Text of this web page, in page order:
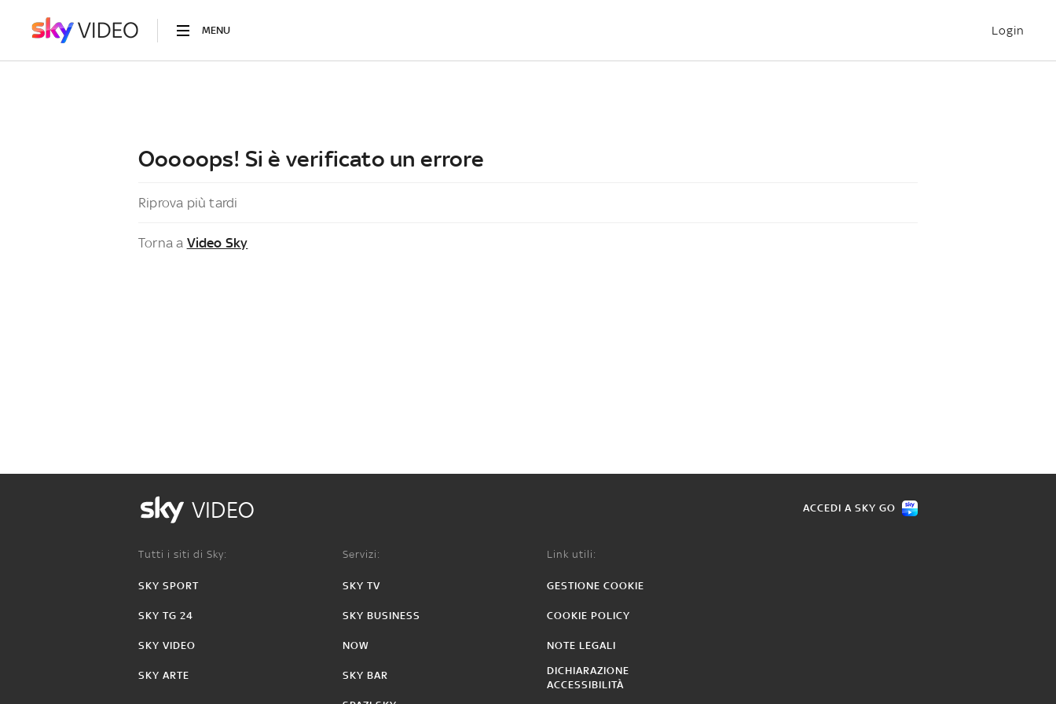
MENU Login
Ooooops! Si è verificato un errore
Riprova più tardi
Torna a Video Sky
VIDEO ACCEDI A SKY GO
Tutti i siti di Sky:
SKY SPORT
SKY TG 24
SKY VIDEO
SKY ARTE
Servizi:
SKY TV
SKY BUSINESS
NOW
SKY BAR
Link utili:
GESTIONE COOKIE
COOKIE POLICY
NOTE LEGALI
DICHIARAZIONE
ACCESSIBILITÀ